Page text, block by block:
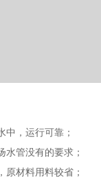
中，运行可靠；
水管没有的要求；
原材料用料较省；